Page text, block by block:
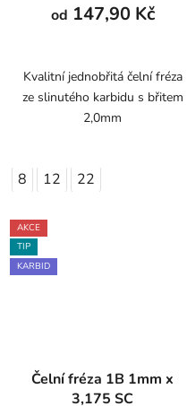
od 147,90 Kč
Kvalitní jednobřitá čelní fréza
ze slinutého karbidu s břitem
2,0mm
8 12 22
AKCE
TIP
KARBID
Čelní fréza 1B 1mm x
3,175 SC